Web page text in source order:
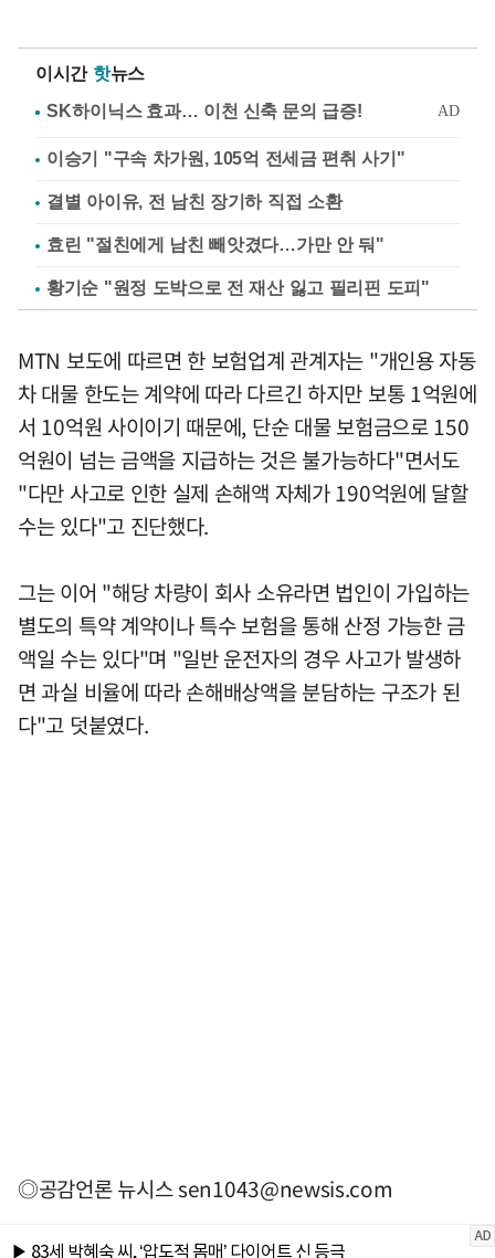
이시간 핫뉴스
이승기 "구속 차가원, 105억 전세금 편취 사기"
결별 아이유, 전 남친 장기하 직접 소환
효린 "절친에게 남친 빼앗겼다…가만 안 둬"
황기순 "원정 도박으로 전 재산 잃고 필리핀 도피"
MTN 보도에 따르면 한 보험업계 관계자는 "개인용 자동
차 대물 한도는 계약에 따라 다르긴 하지만 보통 1억원에
서 10억원 사이이기 때문에, 단순 대물 보험금으로 150
억원이 넘는 금액을 지급하는 것은 불가능하다"면서도
"다만 사고로 인한 실제 손해액 자체가 190억원에 달할
수는 있다"고 진단했다.
그는 이어 "해당 차량이 회사 소유라면 법인이 가입하는
별도의 특약 계약이나 특수 보험을 통해 산정 가능한 금
액일 수는 있다"며 "일반 운전자의 경우 사고가 발생하
면 과실 비율에 따라 손해배상액을 분담하는 구조가 된
다"고 덧붙였다.
◎공감언론 뉴시스sen1043@newsis.com